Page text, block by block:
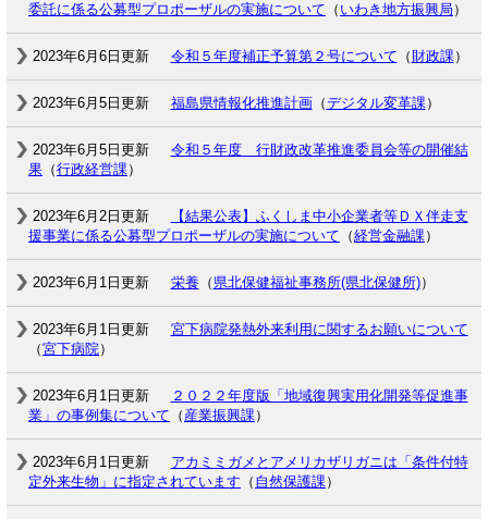
委託に係る公募型プロポーザルの実施について （ いわき地方振興局 ）
2023年6月6日更新 令和５年度補正予算第２号について （ 財政課）
2023年6月5日更新 福島県情報化推進計画（デジタル変革課）
2023年6月5日更新
令和５年度 行財政改革推進委員会等の開催結
果 （行政経営課）
2023年6月2日更新
【結果公表】ふくしま中小企業者等ＤＸ伴走支
援事業に係る公募型プロポーザルの実施について （経営金融課）
2023年6月1日更新 栄養（ 県北保健福祉事務所(県北保健所)）
2023年6月1日更新
宮下病院発熱外来利用に関するお願いについて
（宮下病院）
2023年6月1日更新
２０２２年度版「地域復興実用化開発等促進事
業」の事例集について （ 産業振興課）
2023年6月1日更新
アカミミガメとアメリカザリガニは「条件付特
定外来生物」に指定されています （ 自然保護課）